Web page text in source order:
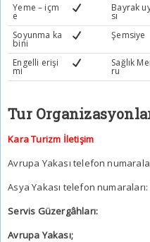
Yeme – içm
e
Bayrak
sı
Soyunma ka
bini
Şemsiye
Engelli erişi
mi
Sağlık
ru
Tur
Kara Turizm İletişim
Avrupa Yakası telefon
Asya Yakası telefon numaraları:
Servis Güzergâhları:
Avrupa Yakası;